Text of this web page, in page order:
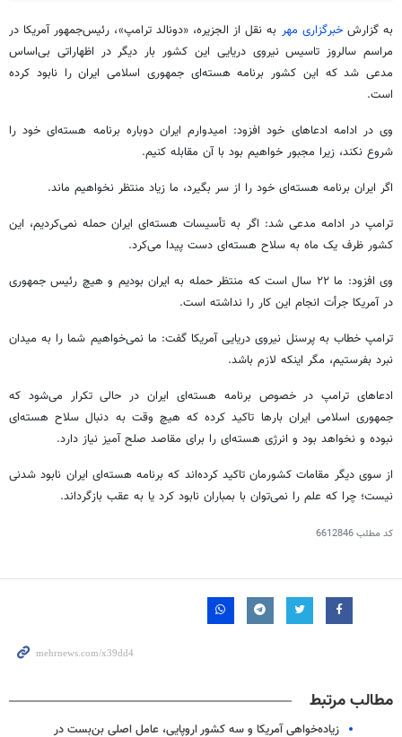
به گزارشخبرگزاری مهر به نقل از الجزیره، «دونالد ترامپ»، رئیس‌جمهور آمریکا در
مراسم سالروز تاسیس نیروی دریایی این کشور بار دیگر در اظهاراتی بی‌اساس
مدعی شد که این کشور برنامه هسته‌ای جمهوری اسلامی ایران را نابود کرده
است.
وی در ادامه ادعاهای خود افزود: امیدوارم ایران دوباره برنامه هسته‌ای خود را
شروع نکند، زیرا مجبور خواهیم بود با آن مقابله کنیم.
اگر ایران برنامه هسته‌ای خود را از سر بگیرد، ما زیاد منتظر نخواهیم ماند.
ترامپ در ادامه مدعی شد: اگر به تأسیسات هسته‌ای ایران حمله نمی‌کردیم، این
کشور ظرف یک ماه به سلاح هسته‌ای دست پیدا می‌کرد.
وی افزود: ما ۲۲ سال است که منتظر حمله به ایران بودیم و هیچ رئیس جمهوری
در آمریکا جرأت انجام این کار را نداشته است.
ترامپ خطاب به پرسنل نیروی دریایی آمریکا گفت: ما نمی‌خواهیم شما را به میدان
نبرد بفرستیم، مگر اینکه لازم باشد.
ادعاهای ترامپ در خصوص برنامه هسته‌ای ایران در حالی تکرار می‌شود که
جمهوری اسلامی ایران بارها تاکید کرده که هیچ وقت به دنبال سلاح هسته‌ای
نبوده و نخواهد بود و انرژی هسته‌ای را برای مقاصد صلح آمیز نیاز دارد.
از سوی دیگر مقامات کشورمان تاکید کرده‌اند که برنامه هسته‌ای ایران نابود شدنی
نیست؛ چرا که علم را نمی‌توان با بمباران نابود کرد یا به عقب بازگرداند.
کد مطلب6612846
مطالب مرتبط
زیاده‌خواهی آمریکا و سه کشور اروپایی، عامل اصلی بن‌بست در